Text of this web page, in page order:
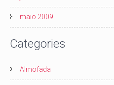
maio 2009
Categories
Almofada